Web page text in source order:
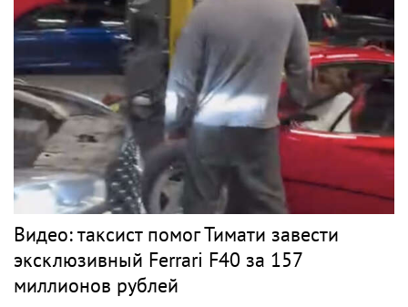
Видео: таксист помог Тимати завести
эксклюзивный Ferrari F40 за 157
миллионов рублей